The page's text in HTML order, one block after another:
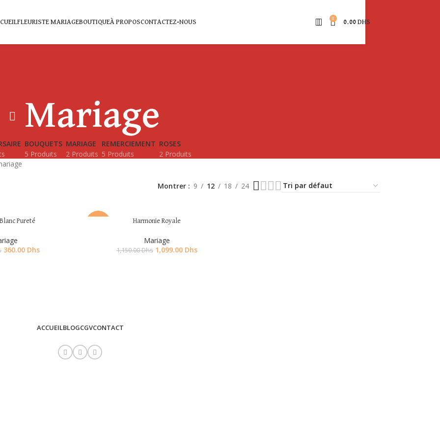
FLEURISTE MARIAGEBOUTIQUEÀ PROPOSCONTACTEZ-NOUS
0
0.00 DHS
Mariage
BOUQUETS
5 Produits
MARIAGE
2 Produits
REMERCIEMENT
5 Produits
ROSES
2 Produits
Montrer 9 12 18 24
Pureté
360.00 Dhs
Harmonie Royale
Mariage
1,150.00Dhs 1,099.00 Dhs
ACCUEILBLOGCGVCONTACT